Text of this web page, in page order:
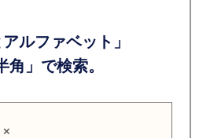
ルファベット」
」で検索。
×